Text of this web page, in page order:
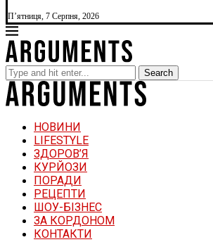
П’ятниця, 7 Серпня, 2026
Search
НОВИНИ
LIFESTYLE
ЗДОРОВ’Я
КУРЙОЗИ
ПОРАДИ
РЕЦЕПТИ
ШОУ-БІЗНЕС
ЗА КОРДОНОМ
КОНТАКТИ